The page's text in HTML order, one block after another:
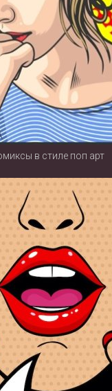
в стиле поп арт